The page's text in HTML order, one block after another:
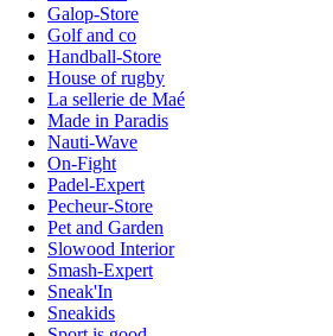
Galop-Store
Golf and co
Handball-Store
House of rugby
La sellerie de Maé
Made in Paradis
Nauti-Wave
On-Fight
Padel-Expert
Pecheur-Store
Pet and Garden
Slowood Interior
Smash-Expert
Sneak'In
Sneakids